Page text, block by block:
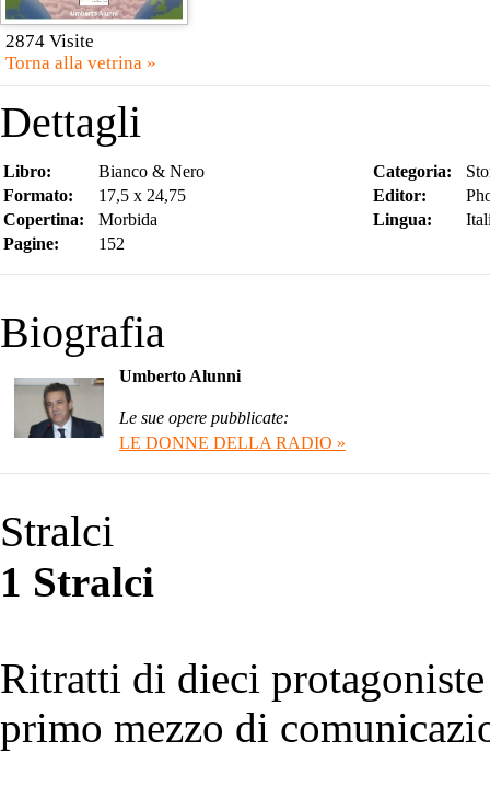
2874 Visite
Torna alla vetrina »
Dettagli
Libro:
Bianco & Nero
Formato:
17,5 x 24,75
Copertina:
Morbida
Pagine:
152
Categoria:
Editor:
Lingua:
Biografia
Umberto Alunni
Le sue opere pubblicate:
LE DONNE DELLA RADIO »
Stralci
1 Stralci
Ritratti di dieci
primo mezzo di